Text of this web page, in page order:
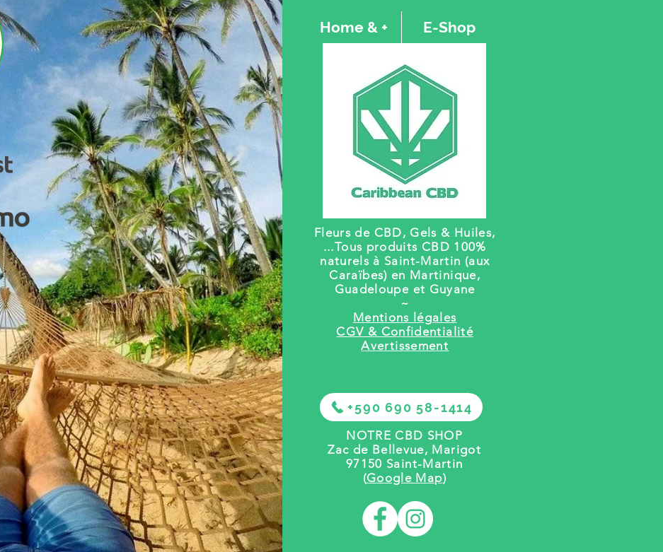
Home & + E-Shop
Fleurs de CBD, Gels & Huiles,
...Tous produits CBD 100%
naturels à Saint-Martin (aux
Caraïbes) en Martinique,
Guadeloupe et Guyane
~
Mentions légales
CGV & Confidentialité
Avertissement
+590 690 58-1414
NOTRE CBD SHOP
Zac de Bellevue, Marigot
97150 Saint-Martin
(Google Map)